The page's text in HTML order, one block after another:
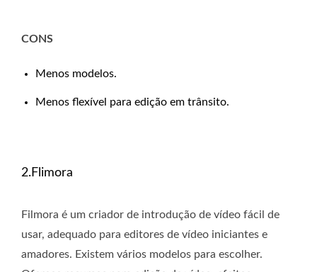
CONS
Menos modelos.
Menos flexível para edição em trânsito.
2.Flimora
Filmora é um criador de introdução de vídeo fácil de
usar, adequado para editores de vídeo iniciantes e
amadores. Existem vários modelos para escolher.